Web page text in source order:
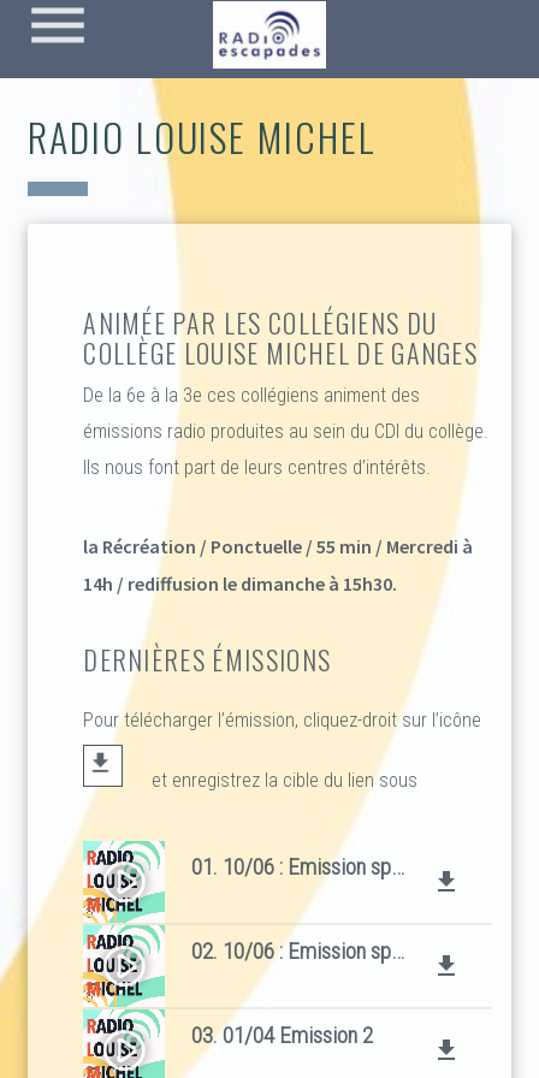
menu
RADIO LOUISE MICHEL
ANIMÉE PAR LES COLLÉGIENS DU
COLLÈGE LOUISE MICHEL DE GANGES
De la 6e à la 3e ces collégiens animent des
émissions radio produites au sein du CDI du collège.
Ils nous font part de leurs centres d’intérêts.
la Récréation / Ponctuelle / 55 min / Mercredi à
14h / rediffusion le dimanche à 15h30.
DERNIÈRES ÉMISSIONS
Pour télécharger l’émission, cliquez-droit sur l’icône
et enregistrez la cible du lien sous
play_circle_filled 01. 10/06 : Emission spéciale "contes philo" épisode 1 file_download
play_circle_filled 02. 10/06 : Emission spéciale "Philo" épisode 2 et interviews équipe pédagogique file_download
play_circle_filled 03. 01/04 Emission 2 file_download